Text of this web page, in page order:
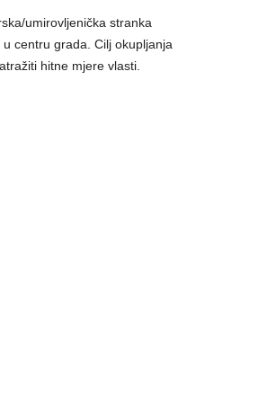
umirovljenička stranka
centru grada. Cilj okupljanja
hitne mjere vlasti.